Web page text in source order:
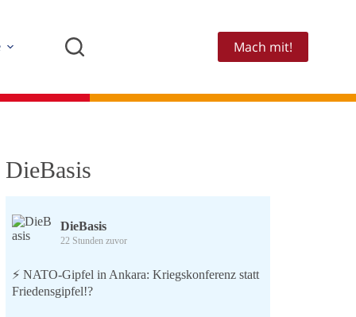
Mach mit!
DieBasis
DieBasis
22 Stunden zuvor
⚡️ NATO-Gipfel in Ankara: Kriegskonferenz statt
Friedensgipfel!?